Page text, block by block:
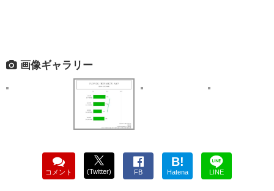
画像ギャラリー
コメント (Twitter) FB
B!
Hatena LINE